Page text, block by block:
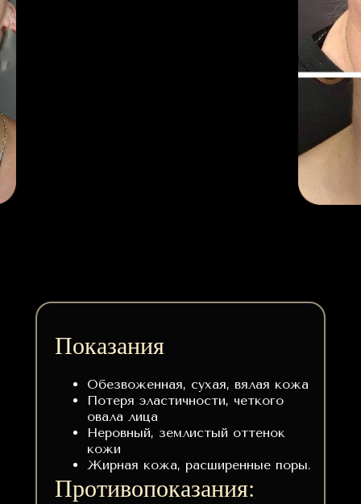
Обезвоженная, сухая, вялая кожа
Потеря эластичности, четкого
овала лица
Неровный, землистый оттенок
кожи
Жирная кожа, расширенные поры.
Показания
Противопоказания: